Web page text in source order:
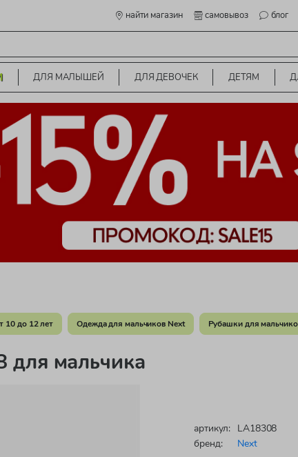
найти магазин самовывоз блог
ДЛЯ МАЛЫШЕЙ ДЛЯ ДЕВОЧЕК ДЕТЯМ
10 до 12 лет Одежда для мальчиков Next Рубашки для
для мальчика
артикул: LA18308
бренд:
Next